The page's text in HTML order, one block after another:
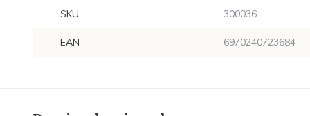
SKU 300036
EAN 6970240723684